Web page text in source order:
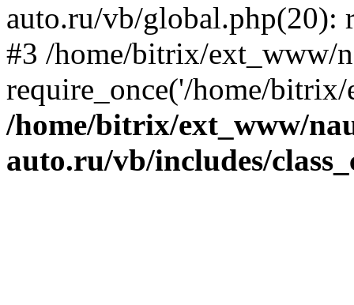
auto.ru/vb/global.php(20):
#3 /home/bitrix/ext_www/
require_once('/home/
/home/bitrix/ext_www/
auto.ru/vb/includes/